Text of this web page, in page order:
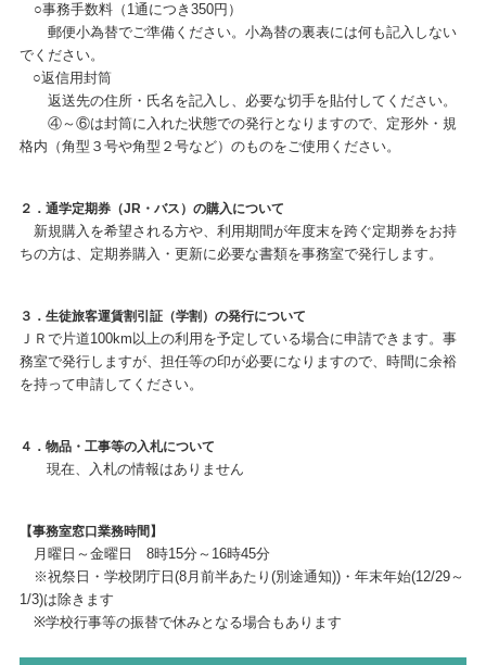
○事務手数料（1通につき350円）
郵便小為替でご準備ください。 小為替の裏表には何も記入しない
でください。
○返信用封筒
返送先の住所・氏名を記入し、必要な切手を貼付してください。
④～⑥は封筒に入れた状態での発行となりますので、定形外・規
格内（角型３号や角型２号など）のものをご使用ください。
２．通学定期券（JR・バス）の購入について
新規購入を希望される方や、利用期間が年度末を跨ぐ定期券をお持
ちの方は、定期券購入・更新に必要な書類を事務室で発行します。
３．生徒旅客運賃割引証（学割）の発行について
ＪＲで片道100km以上の利用を予定している場合に申請できます。事
務室で発行しますが、担任等の印が必要になりますので、時間に余裕
を持って申請してください。
４．物品・工事等の入札について
現在、入札の情報はありません
【事務室窓口業務時間】
月曜日～金曜日 8時15分～16時45分
※祝祭日・学校閉庁日(8月前半あたり(別途通知))・年末年始(12/29～
1/3)は除きます
※学校行事等の振替で休みとなる場合もあります